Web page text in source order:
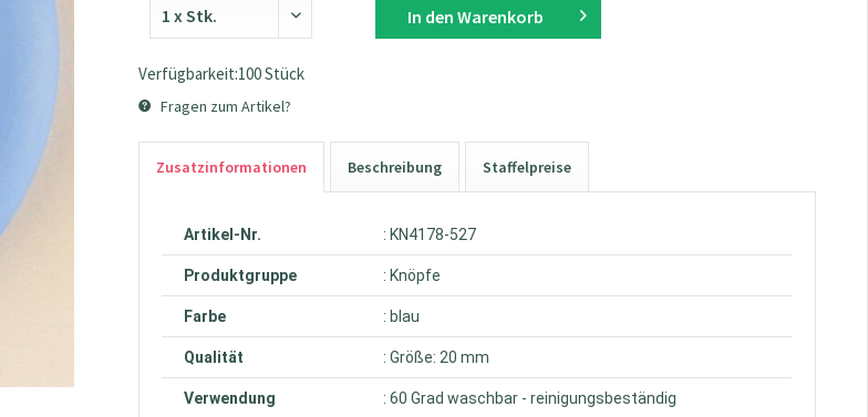
In den Warenkorb
Verfügbarkeit:100 Stück
Fragen zum Artikel?
Zusatzinformationen Beschreibung Staffelpreise
Artikel-Nr. : KN4178-527
Produktgruppe : Knöpfe
Farbe : blau
Qualität : Größe: 20 mm
Verwendung : 60 Grad waschbar - reinigungsbeständig